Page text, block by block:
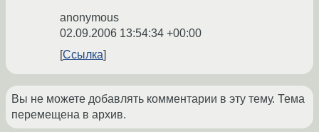
anonymous
02.09.2006 13:54:34 +00:00
Ссылка
Вы не можете добавлять комментарии в эту тему. Тема
перемещена в архив.